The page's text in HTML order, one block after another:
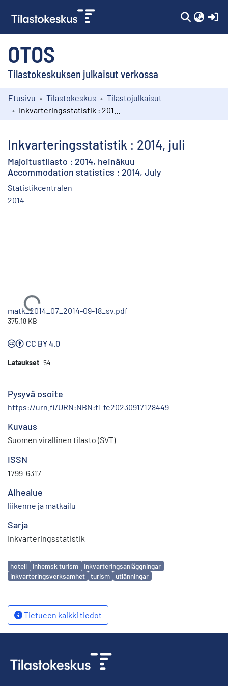
OTOS
Tilastokeskuksen julkaisut verkossa
Kokoelmat
Etusivu Tilastokeskus
Tilastojulkaisut
Inkvarteringsstatistik : 2014, juli
Majoitustilasto : 2014, heinäkuu
Accommodation statistics : 2014, July
Statistikcentralen
2014
Ladataan...
matk_2014_07_2014-09-18_sv.pdf
375.18 KB
CC BY 4.0
Lataukset 54
Pysyvä osoite
https://urn.fi/URN:NBN:fi-fe20230917128449
Kuvaus
Suomen virallinen tilasto (SVT)
ISSN
1799-6317
Aihealue
liikenne ja matkailu
Sarja
Inkvarteringsstatistik
Avainsanat
hotell inhemsk turism
inkvarteringsanläggningar
inkvarteringsverksamhet
turism utlänningar
Tietueen kaikki tiedot